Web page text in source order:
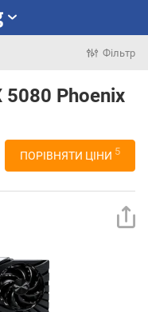
Фільтр
5080 Phoenix
ПОРІВНЯТИ ЦІНИ 5